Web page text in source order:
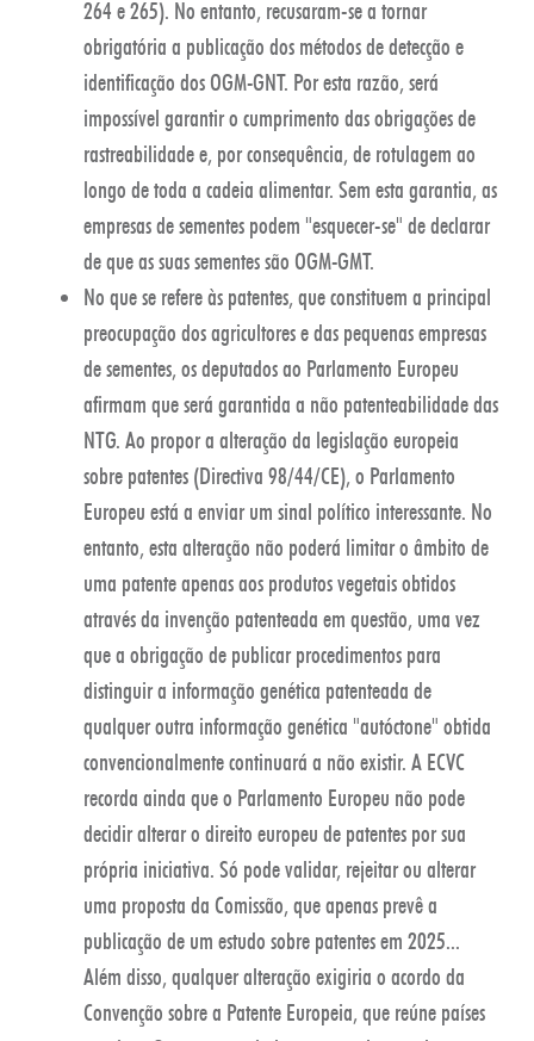
264 e 265). No entanto, recusaram-se a tornar
obrigatória a publicação dos métodos de detecção e
identificação dos OGM-GNT. Por esta razão, será
impossível garantir o cumprimento das obrigações de
rastreabilidade e, por consequência, de rotulagem ao
longo de toda a cadeia alimentar. Sem esta garantia, as
empresas de sementes podem "esquecer-se" de declarar
de que as suas sementes são OGM-GMT.
No que se refere às patentes, que constituem a principal
preocupação dos agricultores e das pequenas empresas
de sementes, os deputados ao Parlamento Europeu
afirmam que será garantida a não patenteabilidade das
NTG. Ao propor a alteração da legislação europeia
sobre patentes (Directiva 98/44/CE), o Parlamento
Europeu está a enviar um sinal político interessante. No
entanto, esta alteração não poderá limitar o âmbito de
uma patente apenas aos produtos vegetais obtidos
através da invenção patenteada em questão, uma vez
que a obrigação de publicar procedimentos para
distinguir a informação genética patenteada de
qualquer outra informação genética "autóctone" obtida
convencionalmente continuará a não existir. A ECVC
recorda ainda que o Parlamento Europeu não pode
decidir alterar o direito europeu de patentes por sua
própria iniciativa. Só pode validar, rejeitar ou alterar
uma proposta da Comissão, que apenas prevê a
publicação de um estudo sobre patentes em 2025...
Além disso, qualquer alteração exigiria o acordo da
Convenção sobre a Patente Europeia, que reúne países